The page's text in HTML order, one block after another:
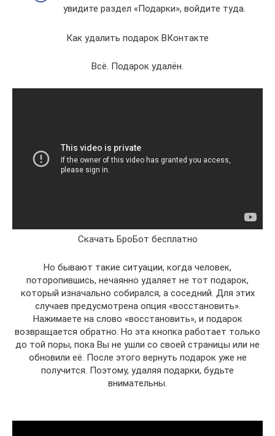
увидите раздел «Подарки», войдите туда.
Как удалить подарок ВКонтакте
Всё. Подарок удалён.
Скачать БроБот бесплатно
Но бывают такие ситуации, когда человек,
поторопившись, нечаянно удаляет не тот подарок,
который изначально собирался, а соседний. Для этих
случаев предусмотрена опция «восстановить».
Нажимаете на слово «восстановить», и подарок
возвращается обратно. Но эта кнопка работает только
до той поры, пока Вы не ушли со своей страницы или не
обновили её. После этого вернуть подарок уже не
получится. Поэтому, удаляя подарки, будьте
внимательны.